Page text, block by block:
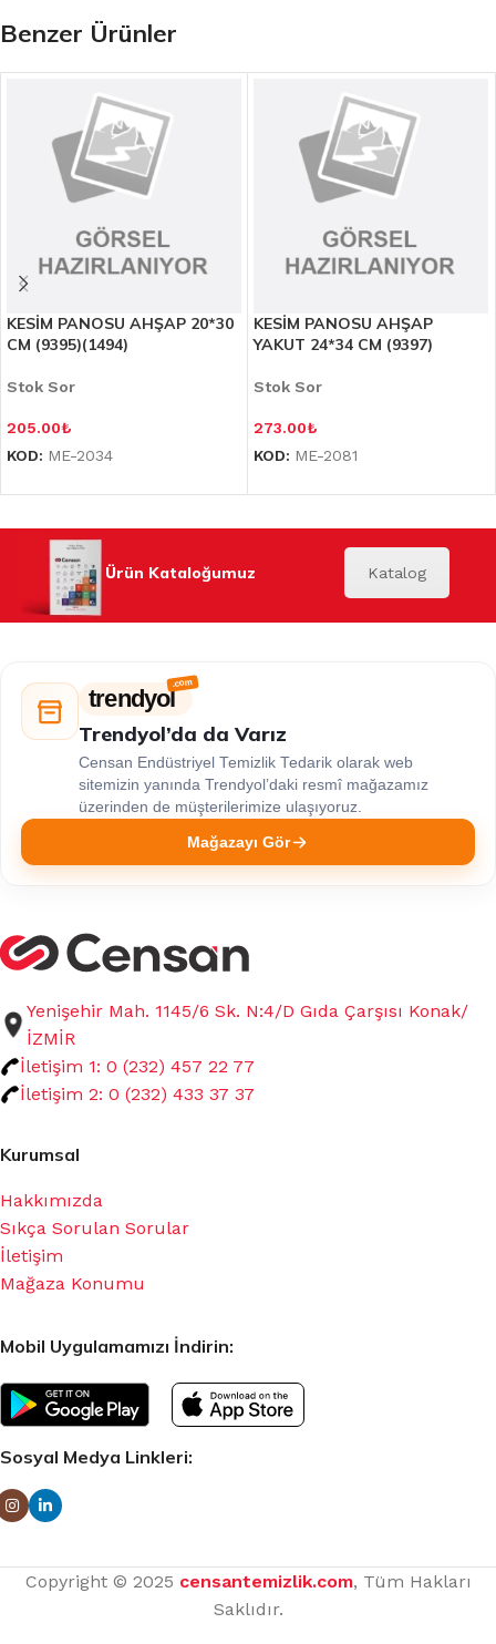
Benzer Ürünler
KESİM PANOSU AHŞAP 20*30
CM (9395)(1494)
Stok Sor
205.00₺
KOD: ME-2034
KESİM PANOSU AHŞAP
YAKUT 24*34 CM (9397)
Stok Sor
273.00₺
KOD: ME-2081
Ürün Kataloğumuz Katalog
trendyol
Trendyol’da da Varız
Censan Endüstriyel Temizlik Tedarik olarak web
sitemizin yanında Trendyol’daki resmî mağazamız
üzerinden de müşterilerimize ulaşıyoruz.
Mağazayı Gör
Yenişehir Mah. 1145/6 Sk. N:4/D Gıda Çarşısı Konak/
İZMİR
İletişim 1: 0 (232) 457 22 77
İletişim 2: 0 (232) 433 37 37
Kurumsal
Hakkımızda
Sıkça Sorulan Sorular
İletişim
Mağaza Konumu
Mobil Uygulamamızı İndirin:
Sosyal Medya Linkleri:
Copyright © 2025 censantemizlik.com, Tüm Hakları
Saklıdır.